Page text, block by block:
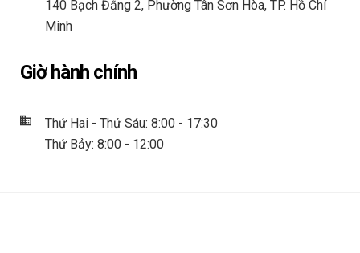
140 Bạch Đằng 2, Phường Tân Sơn Hòa, TP. Hồ Chí
Minh
Giờ hành chính
Thứ Hai - Thứ Sáu: 8:00 - 17:30
Thứ Bảy: 8:00 - 12:00